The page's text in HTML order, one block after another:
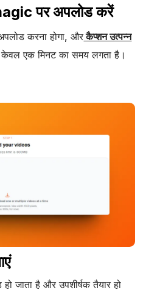
पर अपलोड करें
करना होगा, औरकैप्शन उत्पन्न
केवल एक मिनट का समय लगता है।
जाता है और उपशीर्षक तैयार हो